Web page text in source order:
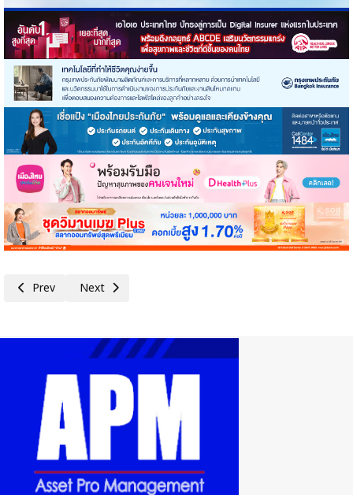
Previous article: นับถอยหลังอีก 5 วันสุดท้าย! ลงทะเบียนได้ถึงวันที่ 21 มิถุน
Prev Next article: ผู้ที่มีบัตรสวัสดิการแห่งรัฐอยู่แล้ว อย่าลืม! 🚨🗓️
Next